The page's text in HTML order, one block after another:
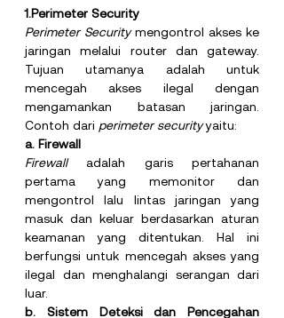
1.Perimeter Security
Perimeter Security mengontrol akses ke
jaringan melalui router dan gateway.
Tujuan utamanya adalah untuk
mencegah akses ilegal dengan
mengamankan batasan jaringan.
Contoh dari perimeter security yaitu:
a. Firewall
Firewall adalah garis pertahanan
pertama yang memonitor dan
mengontrol lalu lintas jaringan yang
masuk dan keluar berdasarkan aturan
keamanan yang ditentukan. Hal ini
berfungsi untuk mencegah akses yang
ilegal dan menghalangi serangan dari
luar.
b. Sistem Deteksi dan Pencegahan